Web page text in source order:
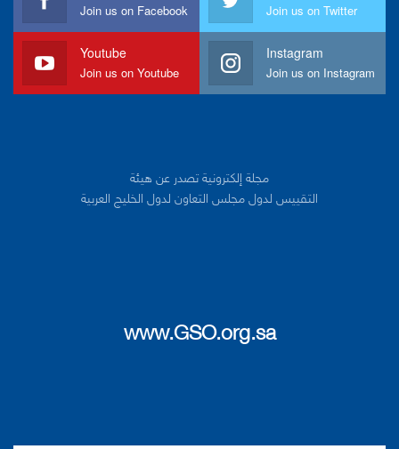
Join us on Facebook Join us on Twitter
Youtube
Join us on Youtube
Instagram
Join us on Instagram
مجلة إلكترونية تصدر عن هيئة
التقييس لدول مجلس التعاون لدول الخليج العربية
www.GSO.org.sa